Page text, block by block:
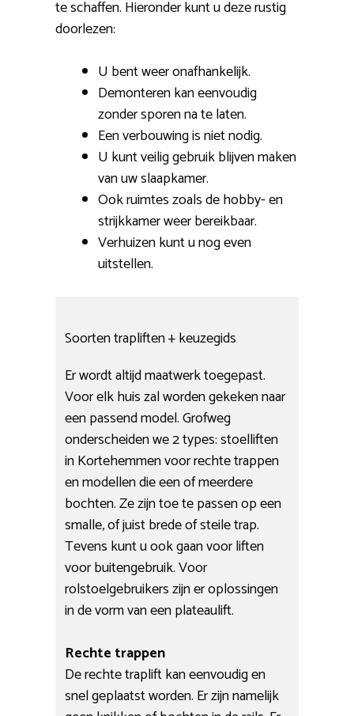
te schaffen. Hieronder kunt u deze rustig
doorlezen:
U bent weer onafhankelijk.
Demonteren kan eenvoudig
zonder sporen na te laten.
Een verbouwing is niet nodig.
U kunt veilig gebruik blijven maken
van uw slaapkamer.
Ook ruimtes zoals de hobby- en
strijkkamer weer bereikbaar.
Verhuizen kunt u nog even
uitstellen.
Soorten trapliften + keuzegids
Er wordt altijd maatwerk toegepast.
Voor elk huis zal worden gekeken naar
een passend model. Grofweg
onderscheiden we 2 types: stoelliften
in Kortehemmen voor rechte trappen
en modellen die een of meerdere
bochten. Ze zijn toe te passen op een
smalle, of juist brede of steile trap.
Tevens kunt u ook gaan voor liften
voor buitengebruik. Voor
rolstoelgebruikers zijn er oplossingen
in de vorm van een plateaulift.
Rechte trappen
De rechte traplift kan eenvoudig en
snel geplaatst worden. Er zijn namelijk